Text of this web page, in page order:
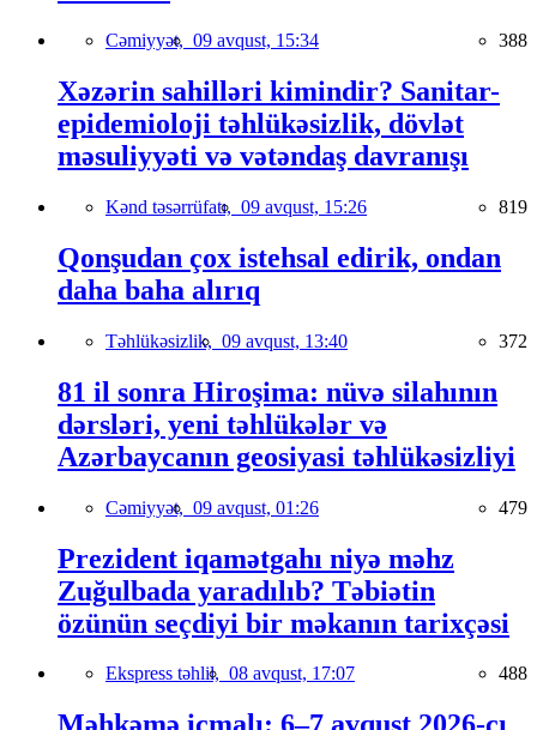
Cəmiyyət, 09 avqust, 15:34 388
Xəzərin sahilləri kimindir? Sanitar-
epidemioloji təhlükəsizlik, dövlət
məsuliyyəti və vətəndaş davranışı
Kənd təsərrüfatı, 09 avqust, 15:26 819
Qonşudan çox istehsal edirik, ondan
daha baha alırıq
Təhlükəsizlik, 09 avqust, 13:40 372
81 il sonra Hiroşima: nüvə silahının
dərsləri, yeni təhlükələr və
Azərbaycanın geosiyasi təhlükəsizliyi
Cəmiyyət, 09 avqust, 01:26 479
Prezident iqamətgahı niyə məhz
Zuğulbada yaradılıb? Təbiətin
özünün seçdiyi bir məkanın tarixçəsi
Ekspress təhlil, 08 avqust, 17:07 488